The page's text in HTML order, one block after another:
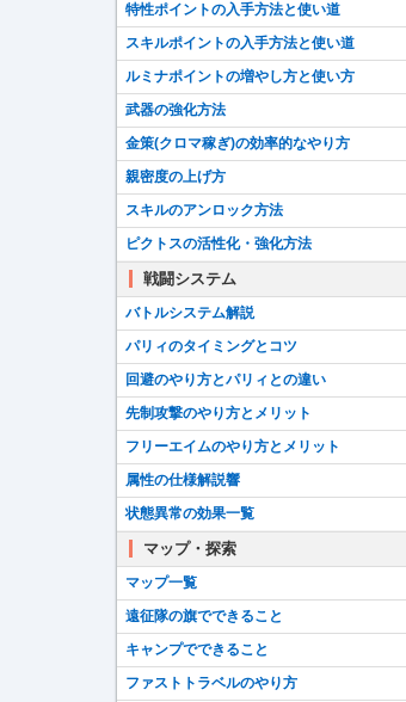
特性ポイントの入手方法と使い道
スキルポイントの入手方法と使い道
ルミナポイントの増やし方と使い方
武器の強化方法
金策(クロマ稼ぎ)の効率的なやり方
親密度の上げ方
スキルのアンロック方法
ピクトスの活性化・強化方法
戦闘システム
バトルシステム解説
パリィのタイミングとコツ
回避のやり方とパリィとの違い
先制攻撃のやり方とメリット
フリーエイムのやり方とメリット
属性の仕様解説響
状態異常の効果一覧
マップ・探索
マップ一覧
遠征隊の旗でできること
キャンプでできること
ファストトラベルのやり方